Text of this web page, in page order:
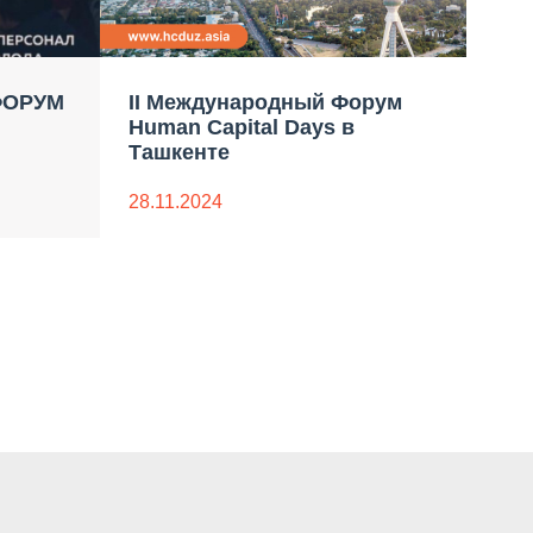
II Международный Форум
Human Capital Days в
Ташкенте
28.11.2024